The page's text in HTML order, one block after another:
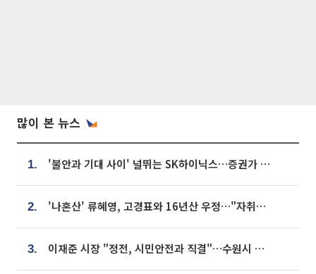
많이 본 뉴스
1. '불안과 기대 사이' 널뛰는 SK하이닉스…증권가 "HBM4·LTA 기반 펀터멘털 견고"
2. '나혼산' 류혜영, 고경표와 16년산 우정…"자취방서 부모님과 마주쳐"
3. 이재준 시장 "정전, 시민안전과 직결"…수원시 비상대응체계 가동